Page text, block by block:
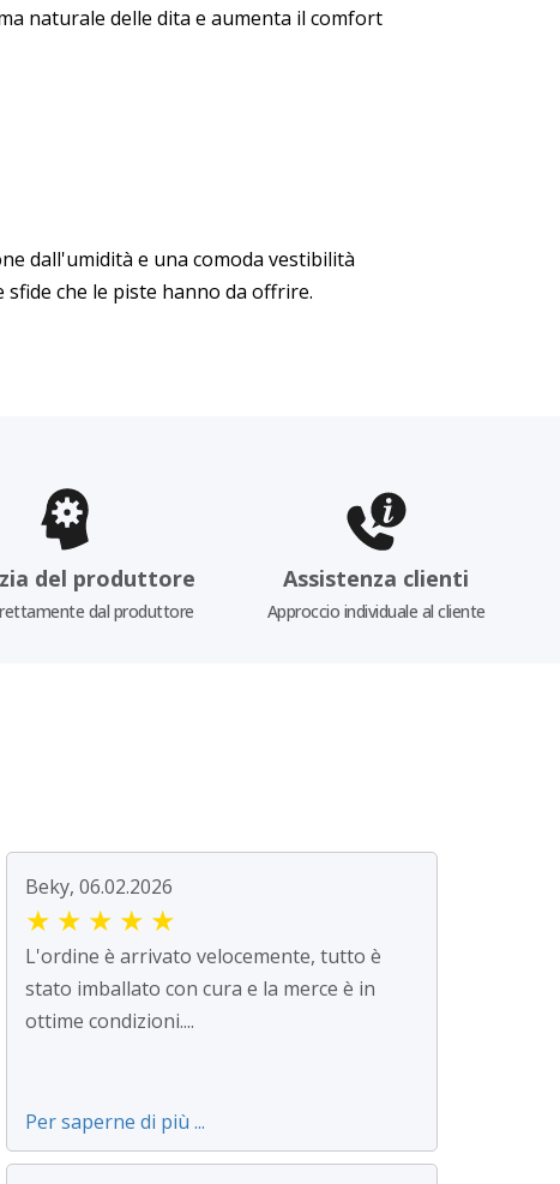
naturale delle dita e aumenta il comfort
dall'umidità e una comoda vestibilità
che le piste hanno da offrire.
del produttore
dal produttore
Assistenza clienti
Approccio individuale al cliente
Beky, 06.02.2026
★ ★ ★ ★ ★
L'ordine è arrivato velocemente, tutto è
stato imballato con cura e la merce è in
ottime condizioni....
Per saperne di più ...